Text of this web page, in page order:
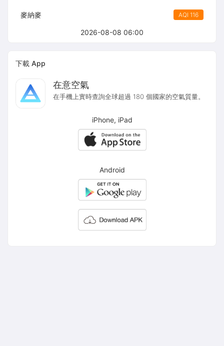
2026-08-08 06:00
麥納麥 AQI 116
下載 App
在意空氣
在手機上實時查詢全球超過 180 個國家的空氣質量。
iPhone, iPad
Android